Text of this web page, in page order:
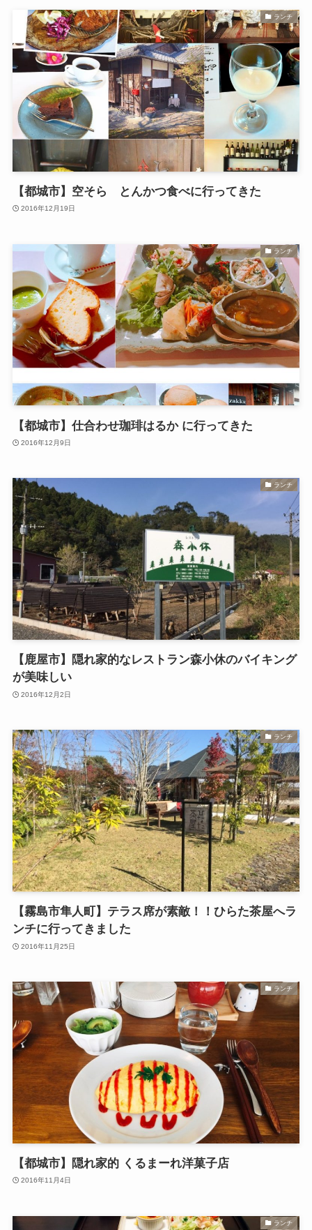
ランチ
【都城市】空そら とんかつ食べに行ってきた
2016年12月19日
ランチ
【都城市】仕合わせ珈琲はるか に行ってきた
2016年12月9日
ランチ
【鹿屋市】隠れ家的なレストラン森小休のバイキング
が美味しい
2016年12月2日
ランチ
【霧島市隼人町】テラス席が素敵！！ひらた茶屋へラ
ンチに行ってきました
2016年11月25日
ランチ
【都城市】隠れ家的 くるまーれ洋菓子店
2016年11月4日
ランチ